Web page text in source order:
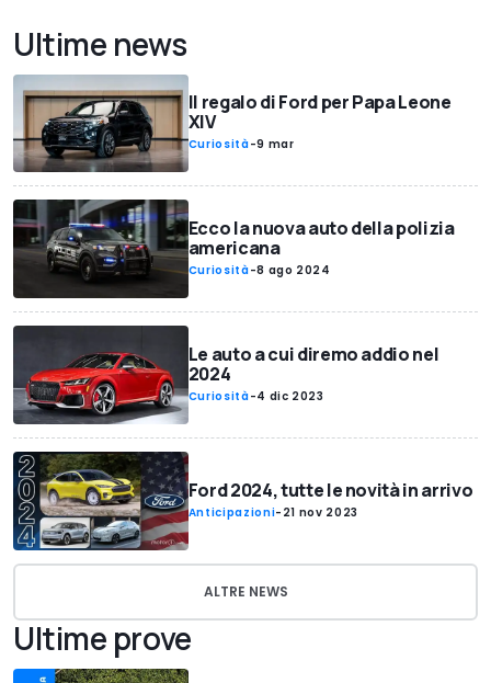
Ultime news
Il regalo di Ford per Papa Leone
XIV
Curiosità-9 mar
Ecco la nuova auto della polizia
americana
Curiosità-8 ago 2024
Le auto a cui diremo addio nel
2024
Curiosità-4 dic 2023
Ford 2024, tutte le novità in arrivo
Anticipazioni- 21 nov 2023
ALTRE NEWS
Ultime prove